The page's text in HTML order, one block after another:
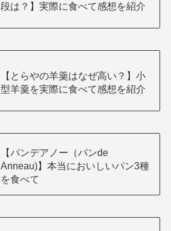
段は？】実際に食べて感想を紹介
【とらやの羊羹はなぜ高い？】小
型羊羹を実際に食べて感想を紹介
【パンデアノー（パンde
Anneau)】本当においしいパン3種
を食べて